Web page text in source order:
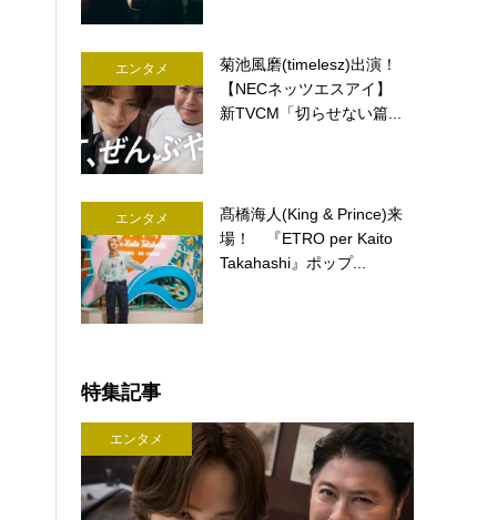
エンタメ
菊池風磨(timelesz)出演！
【NECネッツエスアイ】
新TVCM「切らせない篇...
エンタメ
髙橋海人(King & Prince)来
場！ 『ETRO per Kaito
Takahashi』ポップ...
特集記事
エンタメ